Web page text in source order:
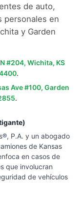
de auto,
personales en
y Garden
#204, Wichita, KS
.
Ave #100, Garden
.
P.A. y un abogado
de Kansas
en casos de
que involucran
de vehículos